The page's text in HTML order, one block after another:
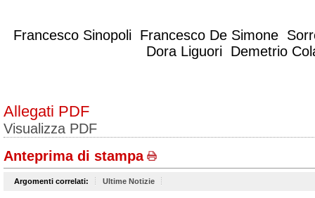
Francesco Sinopoli Francesco De Simone
Dora Liguori Demetrio
Allegati PDF
Visualizza PDF
Anteprima di stampa
Argomenti correlati: Ultime Notizie